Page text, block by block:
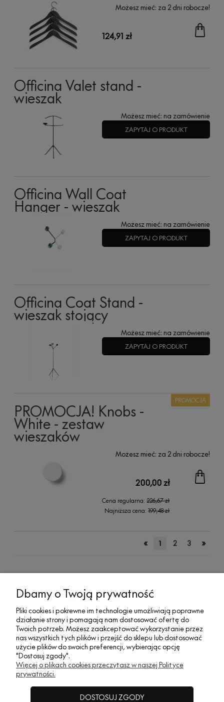
Możesz mieć: za 2 dni robocze!
124,91 zł
Officina Valet stand -
wieszak
Możesz mieć: na zamówienie
ZAPYTAJ O PRODUKT
Officina Wall Coat
Hanger - wieszak
Możesz mieć: na zamówienie
ZAPYTAJ O PRODUKT
Officina Coat Stand -
wieszak stojący
Możesz mieć: na zamówienie
ZAPYTAJ O PRODUKT
PROMOCJA! Knobs -
White - zestaw
wieszaków
Możesz mieć: za 2 dni robocze!
200,00 zł
Cena regularna:226,67 zł
Najniższa cena:199,48 zł
PROMOCJA
« 1 2 3 »
MOJE KONTO
SOCIAL MEDIA
INFORMACJE
Dbamy o Twoją prywatność
Pliki cookies i pokrewne im technologie umożliwiają poprawne
działanie strony i pomagają nam dostosować ofertę do
Twoich potrzeb. Możesz zaakceptować wykorzystanie przez
nas wszystkich tych plików i przejść do sklepu lub dostosować
użycie plików do swoich preferencji, wybierając opcję
"Dostosuj zgody".
Więcej o plikach cookies przeczytasz w naszej Polityce
prywatności.
DOSTOSUJ ZGODY